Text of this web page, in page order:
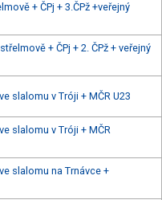
+ ČPj + 3.ČPž +veřejný
+ ČPj + 2. ČPž + veřejný
slalomu v Tróji + MČR U23
slalomu v Tróji + MČR
slalomu na Trnávce +